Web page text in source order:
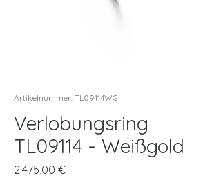
Artikelnummer: TL09114WG
Verlobungsring
TL09114 - Weißgold
2.475,00 €Preis